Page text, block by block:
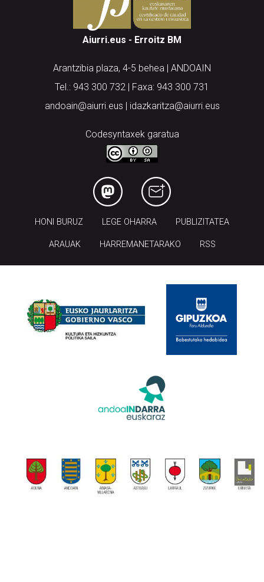
Aiurri.eus - Erroitz BM
Arantzibia plaza, 4-5 behea | ANDOAIN
Tel.: 943 300 732 | Faxa: 943 300 731
andoain@aiurri.eus | idazkaritza@aiurri.eus
Codesyntaxek garatua
HONI BURUZ LEGE OHARRA PUBLIZITATEA
ARAUAK HARREMANETARAKO RSS